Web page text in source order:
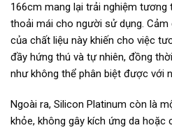
166cm mang lại trải nghiệm
thoải mái cho người sử dụng.
của chất liệu này khiến cho việc
đầy hứng thú và tự nhiên, đồng
như không thể phân biệt được với
Ngoài ra, Silicon Platinum còn là
khỏe, không gây kích ứng da hoặc